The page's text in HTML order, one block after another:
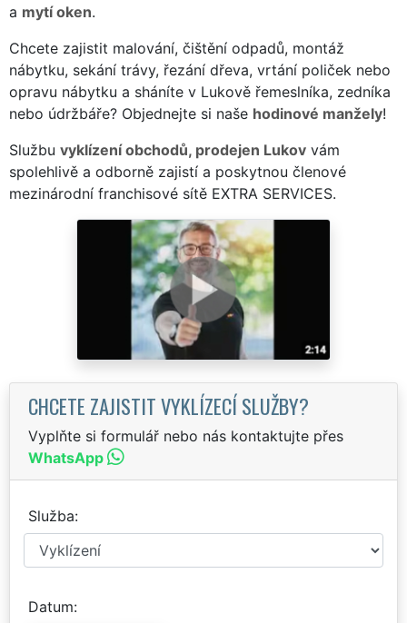
a mytí oken.
Chcete zajistit malování, čištění odpadů, montáž
nábytku, sekání trávy, řezání dřeva, vrtání poliček nebo
opravu nábytku a sháníte v Lukově řemeslníka, zedníka
nebo údržbáře? Objednejte si naše hodinové manžely!
Službu vyklízení obchodů, prodejen Lukov vám
spolehlivě a odborně zajistí a poskytnou členové
mezinárodní franchisové sítě EXTRA SERVICES.
CHCETE ZAJISTIT VYKLÍZECÍ SLUŽBY?
Vyplňte si formulář nebo nás kontaktujte přes
WhatsApp
Služba
Datum